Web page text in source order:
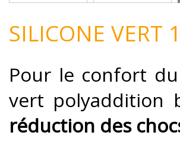
SILICONE VERT
Pour le confort
vert polyaddition
réduction des